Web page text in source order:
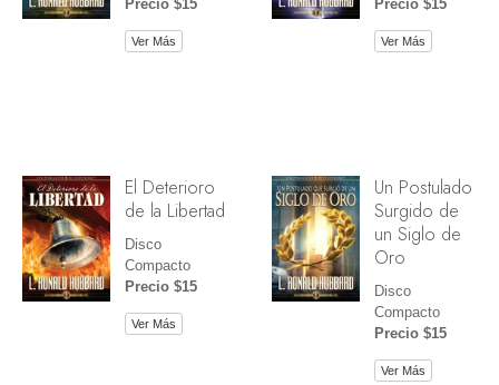
Precio $15
Ver Más
Precio $15
Ver Más
El Deterioro
de la Libertad
Disco
Compacto
Precio $15
Ver Más
Un Postulado
Surgido de
un Siglo de
Oro
Disco
Compacto
Precio $15
Ver Más